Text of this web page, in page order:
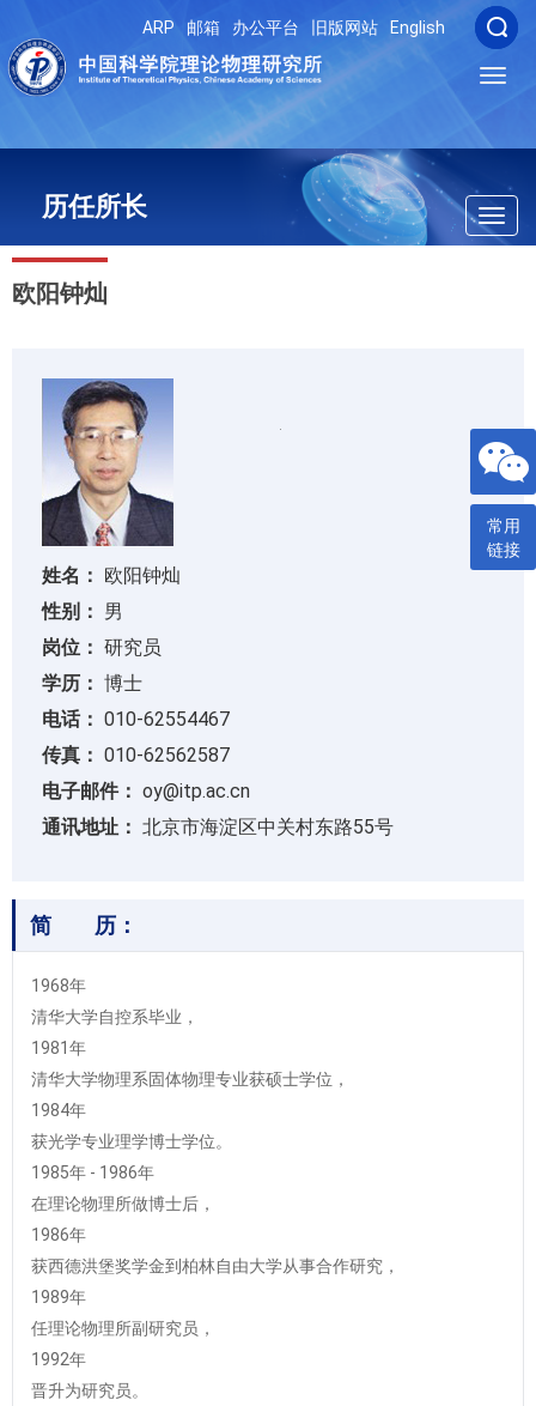
ARP 邮箱 办公平台 旧版网站 English
历任所长
欧阳钟灿
姓名： 欧阳钟灿
性别： 男
岗位： 研究员
学历： 博士
电话： 010-62554467
传真： 010-62562587
电子邮件： oy@itp.ac.cn
通讯地址： 北京市海淀区中关村东路55号
简 历：
1968年
清华大学自控系毕业，
1981年
清华大学物理系固体物理专业获硕士学位，
1984年
获光学专业理学博士学位。
1985年 - 1986年
在理论物理所做博士后，
1986年
获西德洪堡奖学金到柏林自由大学从事合作研究，
1989年
任理论物理所副研究员，
1992年
晋升为研究员。
常用
链接